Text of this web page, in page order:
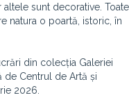
sunt decorative. Toate
natura o poartă, istoric, în
din colecția Galeriei
de Centrul de Artă și
2026.